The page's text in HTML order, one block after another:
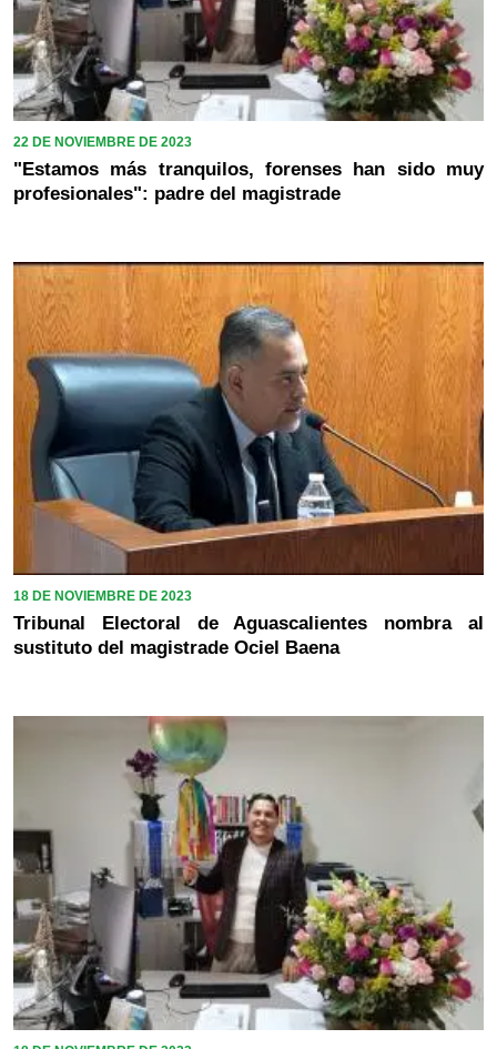
22 DE NOVIEMBRE DE 2023
"Estamos más tranquilos, forenses han sido muy
profesionales": padre del magistrade
18 DE NOVIEMBRE DE 2023
Tribunal Electoral de Aguascalientes nombra al
sustituto del magistrade Ociel Baena